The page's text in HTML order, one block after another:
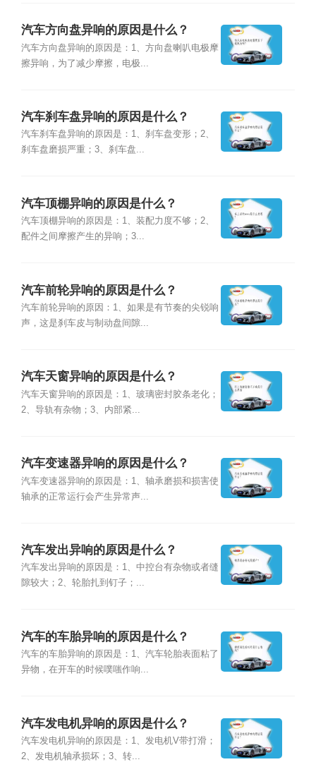
汽车方向盘异响的原因是什么？
汽车方向盘异响的原因是：1、方向盘喇叭电极摩
擦异响，为了减少摩擦，电极...
汽车刹车盘异响的原因是什么？
汽车刹车盘异响的原因是：1、刹车盘变形；2、
刹车盘磨损严重；3、刹车盘...
汽车顶棚异响的原因是什么？
汽车顶棚异响的原因是：1、装配力度不够；2、
配件之间摩擦产生的异响；3...
汽车前轮异响的原因是什么？
汽车前轮异响的原因：1、如果是有节奏的尖锐响
声，这是刹车皮与制动盘间隙...
汽车天窗异响的原因是什么？
汽车天窗异响的原因是：1、玻璃密封胶条老化；
2、导轨有杂物；3、内部紧...
汽车变速器异响的原因是什么？
汽车变速器异响的原因是：1、轴承磨损和损害使
轴承的正常运行会产生异常声...
汽车发出异响的原因是什么？
汽车发出异响的原因是：1、中控台有杂物或者缝
隙较大；2、轮胎扎到钉子；...
汽车的车胎异响的原因是什么？
汽车的车胎异响的原因是：1、汽车轮胎表面粘了
异物，在开车的时候噗嗤作响...
汽车发电机异响的原因是什么？
汽车发电机异响的原因是：1、发电机V带打滑；
2、发电机轴承损坏；3、转...